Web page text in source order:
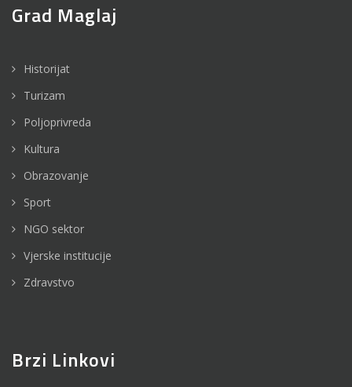
Grad Maglaj
Historijat
Turizam
Poljoprivreda
Kultura
Obrazovanje
Sport
NGO sektor
Vjerske institucije
Zdravstvo
Brzi Linkovi